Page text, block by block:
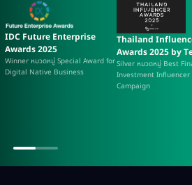
IDC Future Enterprise
Awards 2025
Winner หมวดหมู่ Special Award for
Digital Native Business
Thailand
Awards 2025 by
Silver หมวดหมู่ Best
Investment Influencer
Campaign